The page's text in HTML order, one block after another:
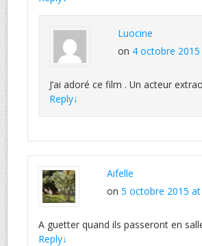
Luocine
on 4 octobre 2015
J’ai adoré ce film . Un acteur
Reply↓
Aifelle
on 5 octobre 2015 at
A guetter quand ils passeront en
Reply↓